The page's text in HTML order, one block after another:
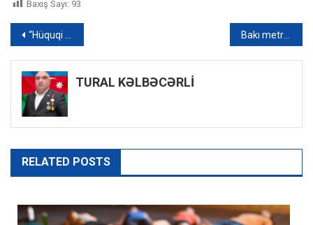
Baxış Sayı: 93
Yazı
naviqasiyası
“Hüquqi məsuliyyəti dərk etsək, “reket jurnalistika”nın kökünü kəsə bilərik” – RƏY Bakı metrosunun Rusiyadan aldığı müasir qatarların gətirilməsi gecikir
TURAL KƏLBƏCƏRLİ
RELATED POSTS